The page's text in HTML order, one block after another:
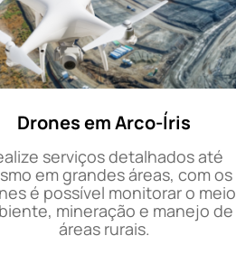
Drones em Arco-Íris
serviços detalhados até
em grandes áreas, com os
é possível monitorar o meio
mineração e manejo de
áreas rurais.